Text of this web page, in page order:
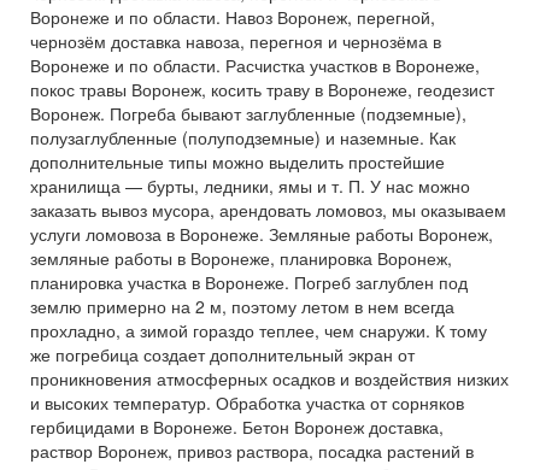
Воронеже и по области. Навоз Воронеж, перегной,
чернозём доставка навоза, перегноя и чернозёма в
Воронеже и по области. Расчистка участков в Воронеже,
покос травы Воронеж, косить траву в Воронеже, геодезист
Воронеж. Погреба бывают заглубленные (подземные),
полузаглубленные (полуподземные) и наземные. Как
дополнительные типы можно выделить простейшие
хранилища — бурты, ледники, ямы и т. П. У нас можно
заказать вывоз мусора, арендовать ломовоз, мы оказываем
услуги ломовоза в Воронеже. Земляные работы Воронеж,
земляные работы в Воронеже, планировка Воронеж,
планировка участка в Воронеже. Погреб заглублен под
землю примерно на 2 м, поэтому летом в нем всегда
прохладно, а зимой гораздо теплее, чем снаружи. К тому
же погребица создает дополнительный экран от
проникновения атмосферных осадков и воздействия низких
и высоких температур. Обработка участка от сорняков
гербицидами в Воронеже. Бетон Воронеж доставка,
раствор Воронеж, привоз раствора, посадка растений в